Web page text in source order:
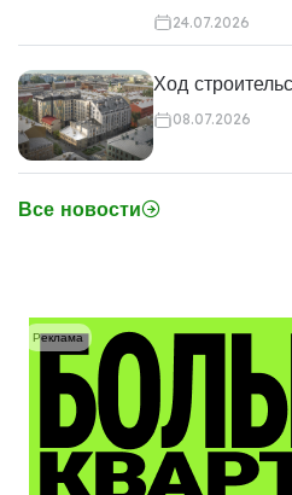
24.07.2026
Ход
08.07.2026
Все новости
Реклама